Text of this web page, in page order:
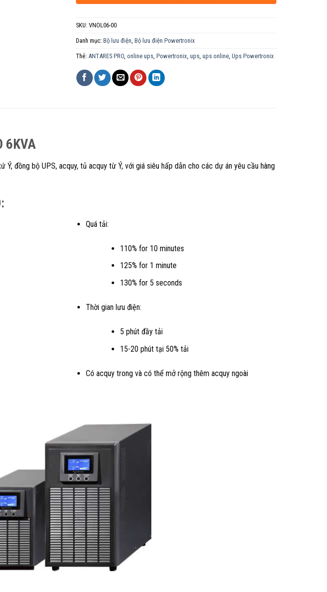
SKU: VNOL06-00
Danh mục: Bộ lưu điện Bộ lưu điện Powertronix
Thẻ: ANTARES PRO, online ups, Powertronix ups, ups online, Ups Powertronix
6KVA
Ý, đồng bộ UPS, acquy, tủ acquy từ Ý, với giá siêu hấp dẫn cho các dự án yêu cầu hàng
Quá tải:
110% for 10 minutes
125% for 1 minute
130% for 5 seconds
Thời gian lưu điện:
5 phút đầy tải
15-20 phút tại 50% tải
Có acquy trong và có thể mở rộng thêm acquy ngoài